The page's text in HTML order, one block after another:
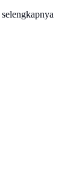
selengkapnya